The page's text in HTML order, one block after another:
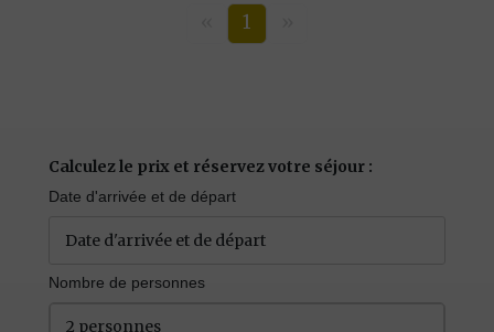
1
Calculez le prix et réservez votre séjour :
Date d'arrivée et de départ
Nombre de personnes
2 personnes